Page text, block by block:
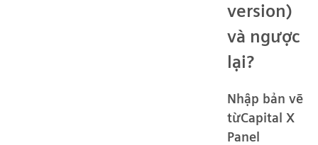
version)
và ngược
lại?
Nhập bản vẽ
từCapital X
Panel